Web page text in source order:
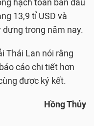
hạch toán ban đầu
13,9 tỉ USD và
dựng trong năm nay.
Thái Lan nói rằng
cáo chi tiết hơn
được ký kết.
Hồng Thủy